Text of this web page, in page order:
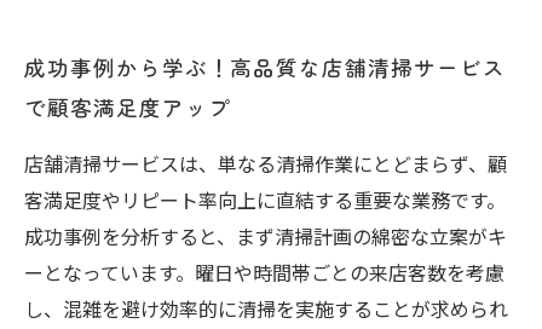
成功事例から学ぶ！高品質な店舗清掃サービス
で顧客満足度アップ
店舗清掃サービスは、単なる清掃作業にとどまらず、顧
客満足度やリピート率向上に直結する重要な業務です。
成功事例を分析すると、まず清掃計画の綿密な立案がキ
ーとなっています。曜日や時間帯ごとの来店客数を考慮
し、混雑を避け効率的に清掃を実施することが求められ